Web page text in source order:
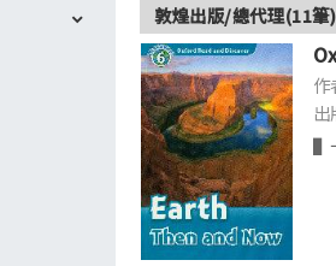
敦煌出版/總代理(11筆)
▌